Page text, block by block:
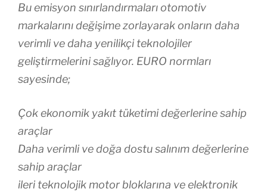
Bu emisyon sınırlandırmaları otomotiv
markalarını değişime zorlayarak onların daha
verimli ve daha yenilikçi teknolojiler
geliştirmelerini sağlıyor. EURO normları
sayesinde;
Çok ekonomik yakıt tüketimi değerlerine sahip
araçlar
Daha verimli ve doğa dostu salınım değerlerine
sahip araçlar
ileri teknolojik motor bloklarına ve elektronik